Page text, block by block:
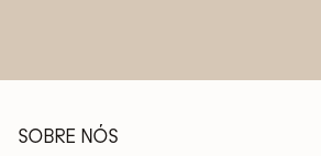
SOBRE NÓS